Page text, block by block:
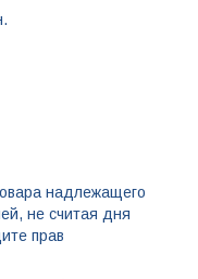
надлежащего
не считая дня
прав